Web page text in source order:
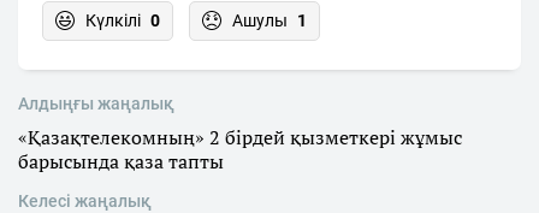
Күлкілі 0 Ашулы 1
Алдыңғы жаңалық
«Қазақтелекомның» 2 бірдей қызметкері жұмыс
барысында қаза тапты
Келесі жаңалық